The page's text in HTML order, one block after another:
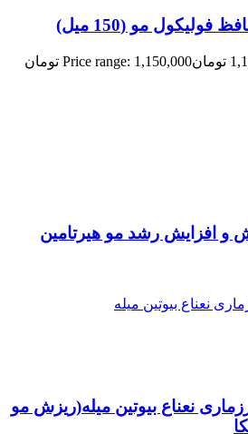
مو (150 میل)
تومان
Price range: 1,150,000 تومان
و افزایش رشد مو هیرتامین
نعناع بیوتین میله(ریزش مو